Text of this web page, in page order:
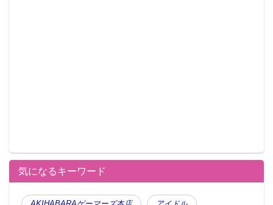
気になるキーワード